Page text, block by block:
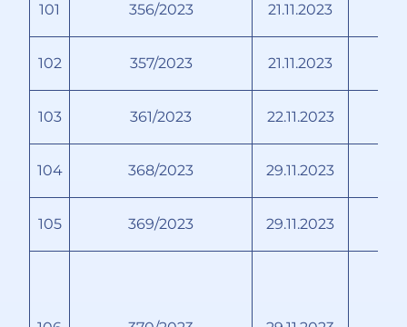
101 356/2023 21.11.2023
102 357/2023 21.11.2023
103 361/2023 22.11.2023
104 368/2023 29.11.2023
105 369/2023 29.11.2023